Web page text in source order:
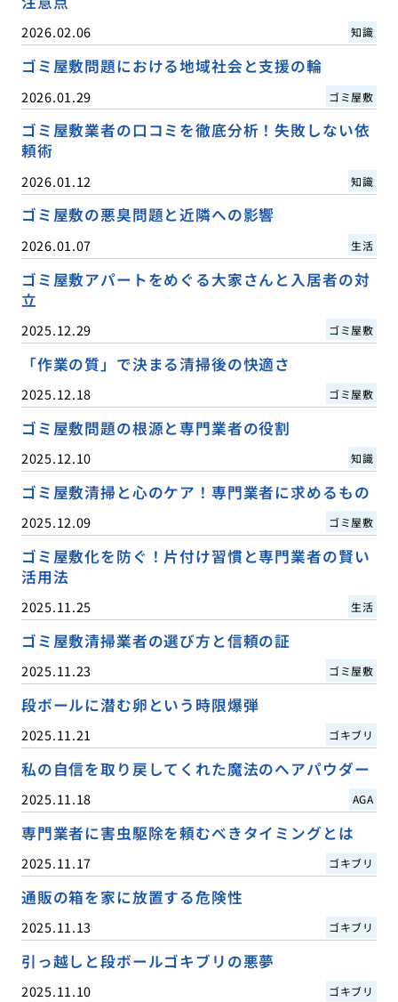
2026.02.06 知識
ゴミ屋敷問題における地域社会と支援の輪
2026.01.29 ゴミ屋敷
ゴミ屋敷業者の口コミを徹底分析！失敗しない依
頼術
2026.01.12 知識
ゴミ屋敷の悪臭問題と近隣への影響
2026.01.07 生活
ゴミ屋敷アパートをめぐる大家さんと入居者の対
立
2025.12.29 ゴミ屋敷
「作業の質」で決まる清掃後の快適さ
2025.12.18 ゴミ屋敷
ゴミ屋敷問題の根源と専門業者の役割
2025.12.10 知識
ゴミ屋敷清掃と心のケア！専門業者に求めるもの
2025.12.09 ゴミ屋敷
ゴミ屋敷化を防ぐ！片付け習慣と専門業者の賢い
活用法
2025.11.25 生活
ゴミ屋敷清掃業者の選び方と信頼の証
2025.11.23 ゴミ屋敷
段ボールに潜む卵という時限爆弾
2025.11.21 ゴキブリ
私の自信を取り戻してくれた魔法のヘアパウダー
2025.11.18 AGA
専門業者に害虫駆除を頼むべきタイミングとは
2025.11.17 ゴキブリ
通販の箱を家に放置する危険性
2025.11.13 ゴキブリ
引っ越しと段ボールゴキブリの悪夢
2025.11.10 ゴキブリ